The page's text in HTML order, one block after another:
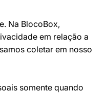
Na BlocoBox,
em relação a
coletar em nosso
somente quando